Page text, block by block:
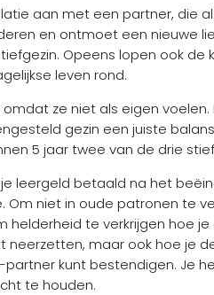
aan met een partner, die
en ontmoet een nieuwe
Opeens lopen ook de
leven rond.
omdat ze niet als eigen
gezin een juiste
5 jaar twee van de drie
leergeld betaald na het
Om niet in oude patronen te
helderheid te verkrijgen hoe je
neerzetten, maar ook hoe je
partner kunt bestendigen. Je
te houden.